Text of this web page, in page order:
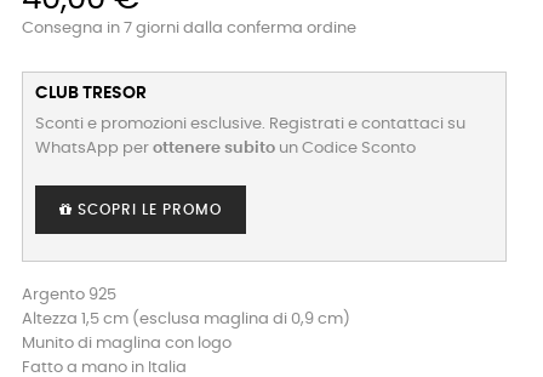
Consegna in 7 giorni dalla conferma ordine
CLUB TRESOR
Sconti e promozioni esclusive. Registrati e contattaci su
WhatsApp per ottenere subito un Codice Sconto
SCOPRI LE PROMO
Argento 925
Altezza 1,5 cm (esclusa maglina di 0,9 cm)
Munito di maglina con logo
Fatto a mano in Italia